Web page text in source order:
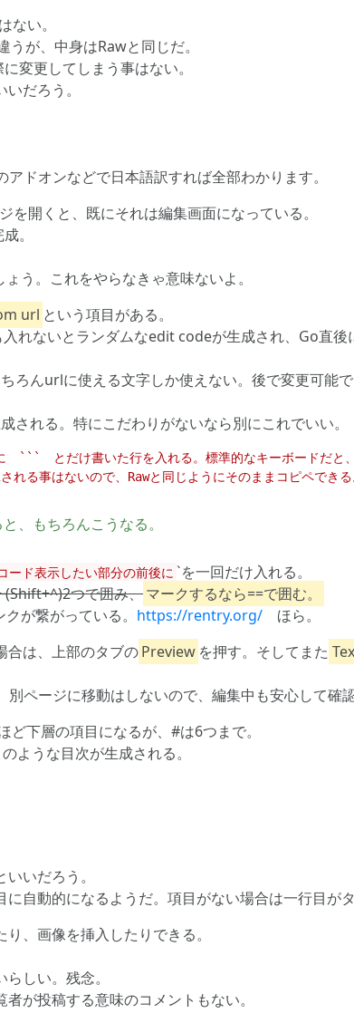
ない。
が、中身はRawと同じだ。
変更してしまう事はない。
だろう。
アドオンなどで日本語訳すれば全部わかります。
を開くと、既にそれは編集画面になっている。
。
う。これをやらなきゃ意味ないよ。
url という項目がある。
れないとランダムなedit codeが生成され、Go直
ろんurlに使える文字しか使えない。後で変更可能
される。特にこだわりがないなら別にこれでいい。
、もちろんこうなる。
ード表示したい部分の前後に `を一回だけ入れる。
つで囲み、マークするなら==で囲む。
が繋がっている。 https://rentry.org/ ほら。
合は、上部のタブのPreview を押す。そしてまた
別ページに移動はしないので、編集中も安心して確
下層の項目になるが、#は6つまで。
ような目次が生成される。
いだろう。
自動的になるようだ。項目がない場合は一行目が
、画像を挿入したりできる。
しい。残念。
が投稿する意味のコメントもない。